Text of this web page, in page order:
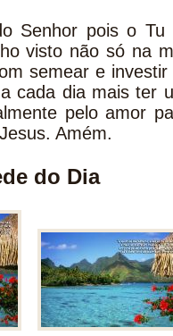
Senhor pois o
visto não só na
semear e
cada dia mais ter
pelo amor
Amém.
do Dia